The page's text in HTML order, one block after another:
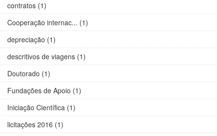
contratos (1)
Cooperação internac... (1)
depreciação (1)
descritivos de viagens (1)
Doutorado (1)
Fundações de Apoio (1)
Iniciação Científica (1)
licitações 2016 (1)